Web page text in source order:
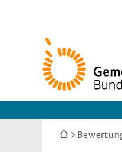
Zur
Startseite
Sie